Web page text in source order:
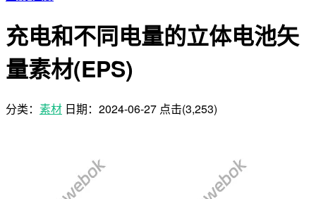
充电和不同电量的立体电池矢
量素材(EPS)
分类： 素材 日期： 2024-06-27 点击(3,253)